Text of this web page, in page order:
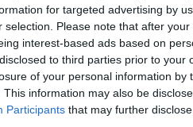
for targeted advertising by
selection. Please note that after
interest-based ads based on
to third parties prior to
of your personal information by
This information may also be
Participants that may further
e della carne. Forse perché una
un seme, sia pur di una
intelligenza e di un'altrettanto
il sangue. Gli uomini uccidono con
ad offrire il suo cuore. A volte gli
entrambi: seguire il cuore, come ho
di sì, che lei gli abbia detto sì, lo
O comunque finché dura.